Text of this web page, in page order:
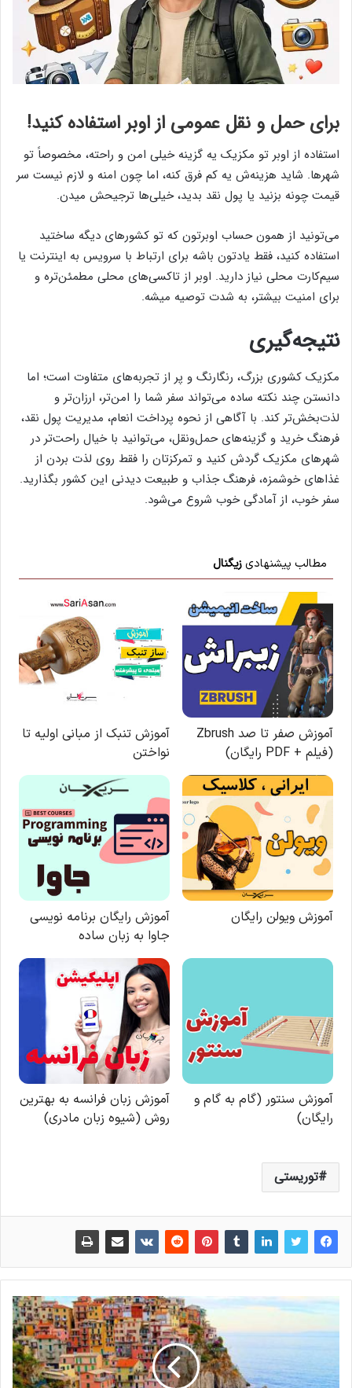
برای حمل و نقل عمومی از اوبر استفاده کنید!
استفاده از اوبر تو مکزیک یه گزینه خیلی امن و راحته، مخصوصاً تو
شهرها. شاید هزینه‌ش یه کم فرق کنه، اما چون امنه و لازم نیست سر
قیمت چونه بزنید یا پول نقد بدید، خیلی‌ها ترجیحش میدن.
می‌تونید از همون حساب اوبرتون که تو کشورهای دیگه ساختید
استفاده کنید، فقط یادتون باشه برای ارتباط با سرویس به اینترنت یا
سیم‌کارت محلی نیاز دارید. اوبر از تاکسی‌های محلی مطمئن‌تره و
برای امنیت بیشتر، به شدت توصیه میشه.
نتیجه‌گیری
مکزیک کشوری بزرگ، رنگارنگ و پر از تجربه‌های متفاوت است؛ اما
دانستن چند نکته ساده می‌تواند سفر شما را امن‌تر، ارزان‌تر و
لذت‌بخش‌تر کند. با آگاهی از نحوه پرداخت انعام، مدیریت پول نقد،
فرهنگ خرید و گزینه‌های حمل‌ونقل، می‌توانید با خیال راحت‌تر در
شهرهای مکزیک گردش کنید و تمرکزتان را فقط روی لذت بردن از
غذاهای خوشمزه، فرهنگ جذاب و طبیعت دیدنی این کشور بگذارید.
سفر خوب، از آمادگی خوب شروع می‌شود.
توریستی